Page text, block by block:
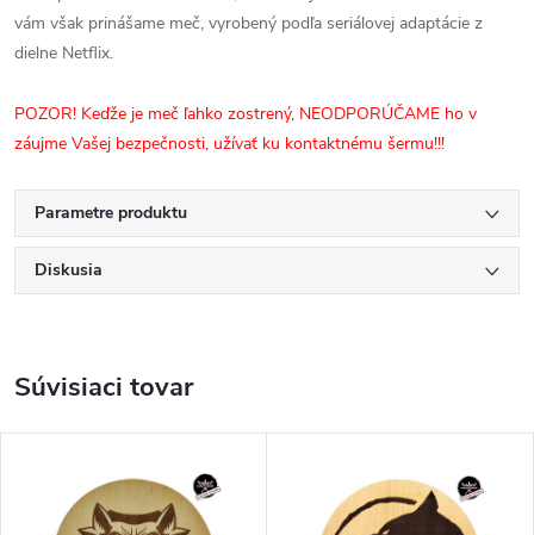
vám však prinášame meč, vyrobený podľa seriálovej adaptácie z
dielne Netflix.
POZOR! Keďže je meč ľahko zostrený, NEODPORÚČAME ho v
záujme Vašej bezpečnosti, užívať ku kontaktnému šermu!!!
Parametre produktu
Diskusia
Súvisiaci tovar